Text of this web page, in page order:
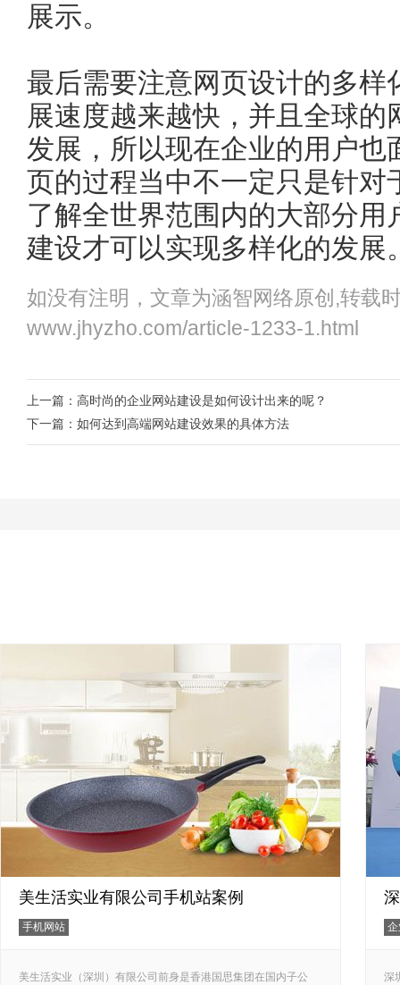
展示。
最后需要注意网页设计的多
展速度越来越快，并且全球
发展，所以现在企业的用户
页的过程当中不一定只是针
了解全世界范围内的大部分
建设才可以实现多样化的发展
如没有注明，文章为涵智网络原创,转载
www.jhyzho.com/article-1233-1.html
上一篇： 高时尚的企业网站建设是如何设计出来的呢？
下一篇： 如何达到高端网站建设效果的具体方法
美生活实业有限公司手机站案例
手机网站
美生活实业（深圳）有限公司前身是香港国思集团在国内子公 深